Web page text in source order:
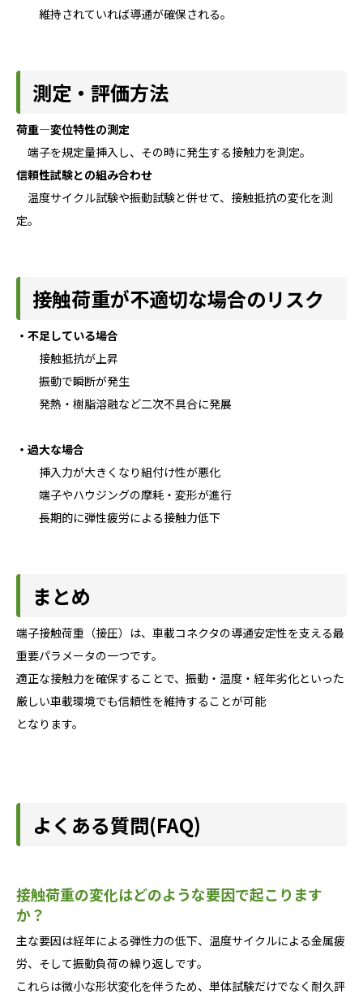
維持されていれば導通が確保される。
測定・評価方法
荷重—変位特性の測定
端子を規定量挿入し、その時に発生する接触力を測定。
信頼性試験との組み合わせ
温度サイクル試験や振動試験と併せて、接触抵抗の変化を測
定。
接触荷重が不適切な場合のリスク
・不足している場合
接触抵抗が上昇
振動で瞬断が発生
発熱・樹脂溶融など二次不具合に発展
・過大な場合
挿入力が大きくなり組付け性が悪化
端子やハウジングの摩耗・変形が進行
長期的に弾性疲労による接触力低下
まとめ
端子接触荷重（接圧）は、車載コネクタの導通安定性を支える最
重要パラメータの一つです。
適正な接触力を確保することで、振動・温度・経年劣化といった
厳しい車載環境でも信頼性を維持することが可能
となります。
よくある質問(FAQ)
接触荷重の変化はどのような要因で起こります
か？
主な要因は経年による弾性力の低下、温度サイクルによる金属疲
労、そして振動負荷の繰り返しです。
これらは微小な形状変化を伴うため、単体試験だけでなく耐久評